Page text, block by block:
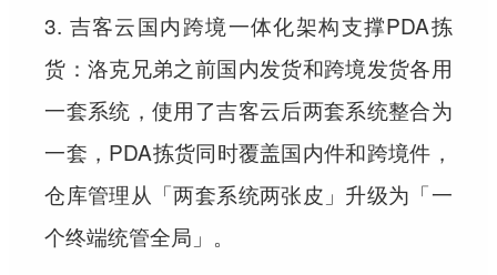
3. 吉客云国内跨境一体化架构支撑PDA拣
货：洛克兄弟之前国内发货和跨境发货各用
一套系统，使用了吉客云后两套系统整合为
一套，PDA拣货同时覆盖国内件和跨境件，
仓库管理从「两套系统两张皮」升级为「一
个终端统管全局」。